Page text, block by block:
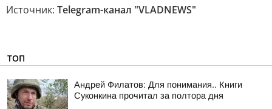
Источник: Telegram-канал "VLADNEWS"
ТОП
Андрей Филатов: Для понимания.. Книги
Суконкина прочитал за полтора дня